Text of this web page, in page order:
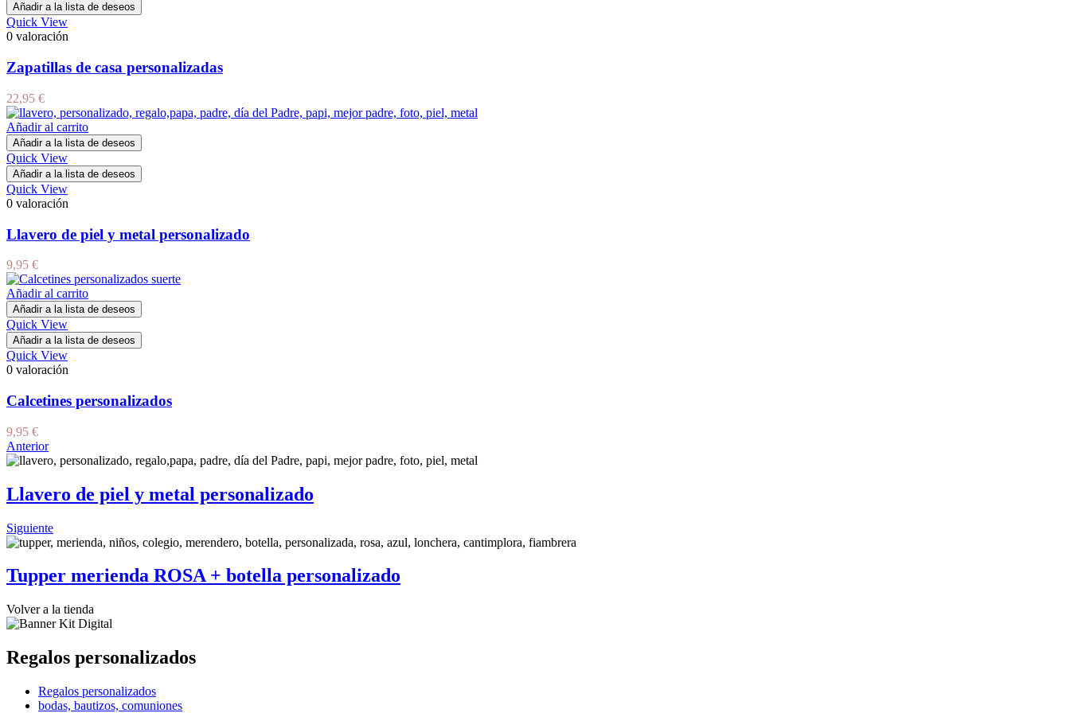
Añadir a la lista de deseos
Quick View
0 valoración
Zapatillas de casa personalizadas
22,95 €
Añadir al carrito
Añadir a la lista de deseos
Quick View
Añadir a la lista de deseos
Quick View
0 valoración
Llavero de piel y metal personalizado
9,95 €
Añadir al carrito
Añadir a la lista de deseos
Quick View
Añadir a la lista de deseos
Quick View
0 valoración
Calcetines personalizados
9,95 €
Anterior
Llavero de piel y metal personalizado
Siguiente
Tupper merienda ROSA + botella personalizado
Volver a la tienda
Regalos personalizados
Regalos personalizados
bodas, bautizos, comuniones